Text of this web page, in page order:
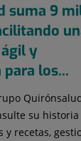
suma 9
y
los...
su
y recetas,